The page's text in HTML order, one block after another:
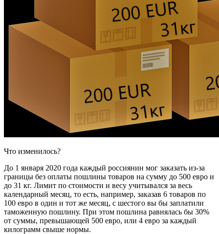
Что изменилось?
До 1 января 2020 года каждый россиянин мог заказать из-за
границы без оплаты пошлины товаров на сумму до 500 евро и
до 31 кг. Лимит по стоимости и весу учитывался за весь
календарный месяц, то есть, например, заказав 6 товаров по
100 евро в один и тот же месяц, с шестого вы бы заплатили
таможенную пошлину. При этом пошлина равнялась бы 30%
от суммы, превышающей 500 евро, или 4 евро за каждый
килограмм свыше нормы.